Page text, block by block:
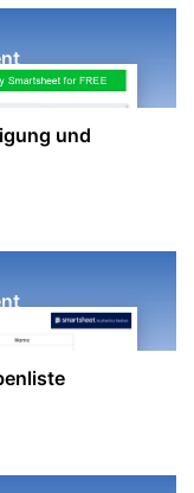
und